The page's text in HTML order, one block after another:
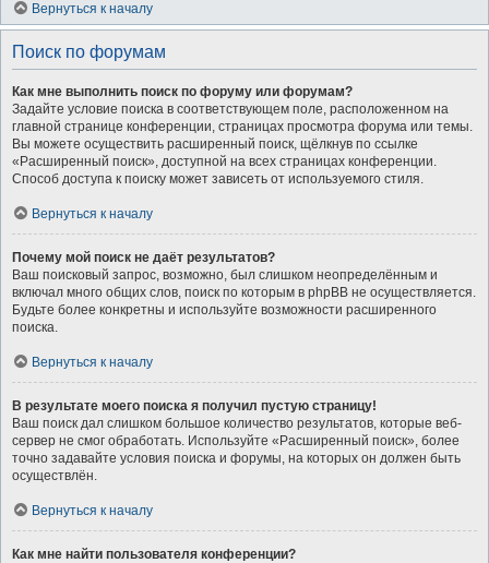
Вернуться к началу
Поиск по форумам
Как мне выполнить поиск по форуму или форумам?
Задайте условие поиска в соответствующем поле, расположенном на
главной странице конференции, страницах просмотра форума или темы.
Вы можете осуществить расширенный поиск, щёлкнув по ссылке
«Расширенный поиск», доступной на всех страницах конференции.
Способ доступа к поиску может зависеть от используемого стиля.
Вернуться к началу
Почему мой поиск не даёт результатов?
Ваш поисковый запрос, возможно, был слишком неопределённым и
включал много общих слов, поиск по которым в phpBB не осуществляется.
Будьте более конкретны и используйте возможности расширенного
поиска.
Вернуться к началу
В результате моего поиска я получил пустую страницу!
Ваш поиск дал слишком большое количество результатов, которые веб-
сервер не смог обработать. Используйте «Расширенный поиск», более
точно задавайте условия поиска и форумы, на которых он должен быть
осуществлён.
Вернуться к началу
Как мне найти пользователя конференции?